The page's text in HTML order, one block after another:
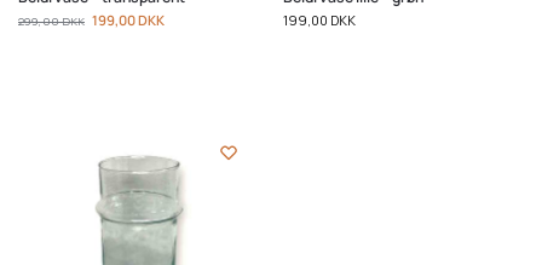
299,00DKK 199,00DKK 199,00 DKK